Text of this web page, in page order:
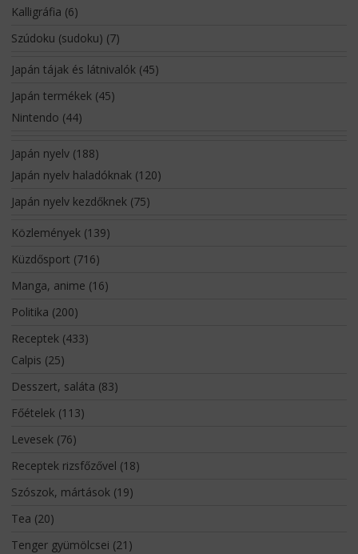
Kalligráfia (6)
Szúdoku (sudoku) (7)
Japán tájak és látnivalók(45)
Japán termékek(45)
Nintendo (44)
Japán nyelv(188)
Japán nyelv haladóknak(120)
Japán nyelv kezdőknek(75)
Közlemények(139)
Küzdősport (716)
Manga, anime (16)
Politika (200)
Receptek(433)
Calpis (25)
Desszert, saláta (83)
Főételek(113)
Levesek(76)
Receptek rizsfőzővel (18)
Szószok, mártások(19)
Tea (20)
Tenger gyümölcsei (21)